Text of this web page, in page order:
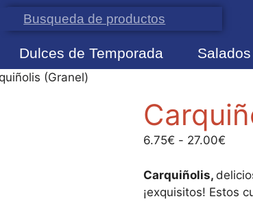
info@confiteriadaver.es
Dulces de Temporada
(Granel)
6.75€ - 27.00€
Carquiñolis,
¡exquisitos! Estos